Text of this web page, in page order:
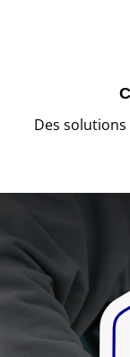
Des